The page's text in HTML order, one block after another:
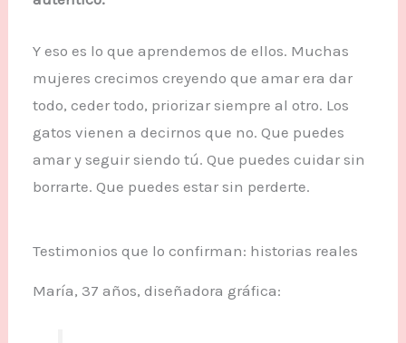
Y eso es lo que aprendemos de ellos. Muchas
mujeres crecimos creyendo que amar era dar
todo, ceder todo, priorizar siempre al otro. Los
gatos vienen a decirnos que no. Que puedes
amar y seguir siendo tú. Que puedes cuidar sin
borrarte. Que puedes estar sin perderte.
Testimonios que lo confirman: historias reales
María, 37 años, diseñadora gráfica: